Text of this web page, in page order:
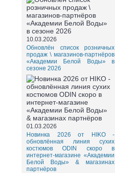
10.03.2026
Обновлён список розничных
продаж \ магазинов-партнёров
«Академии Белой Воды» в
сезоне 2026
01.03.2026
Новинка 2026 от HIKO -
обновлённая линия сухих
костюмов ODIN скоро в
интернет-магазине «Академии
Белой Воды» & магазинах
партнёров